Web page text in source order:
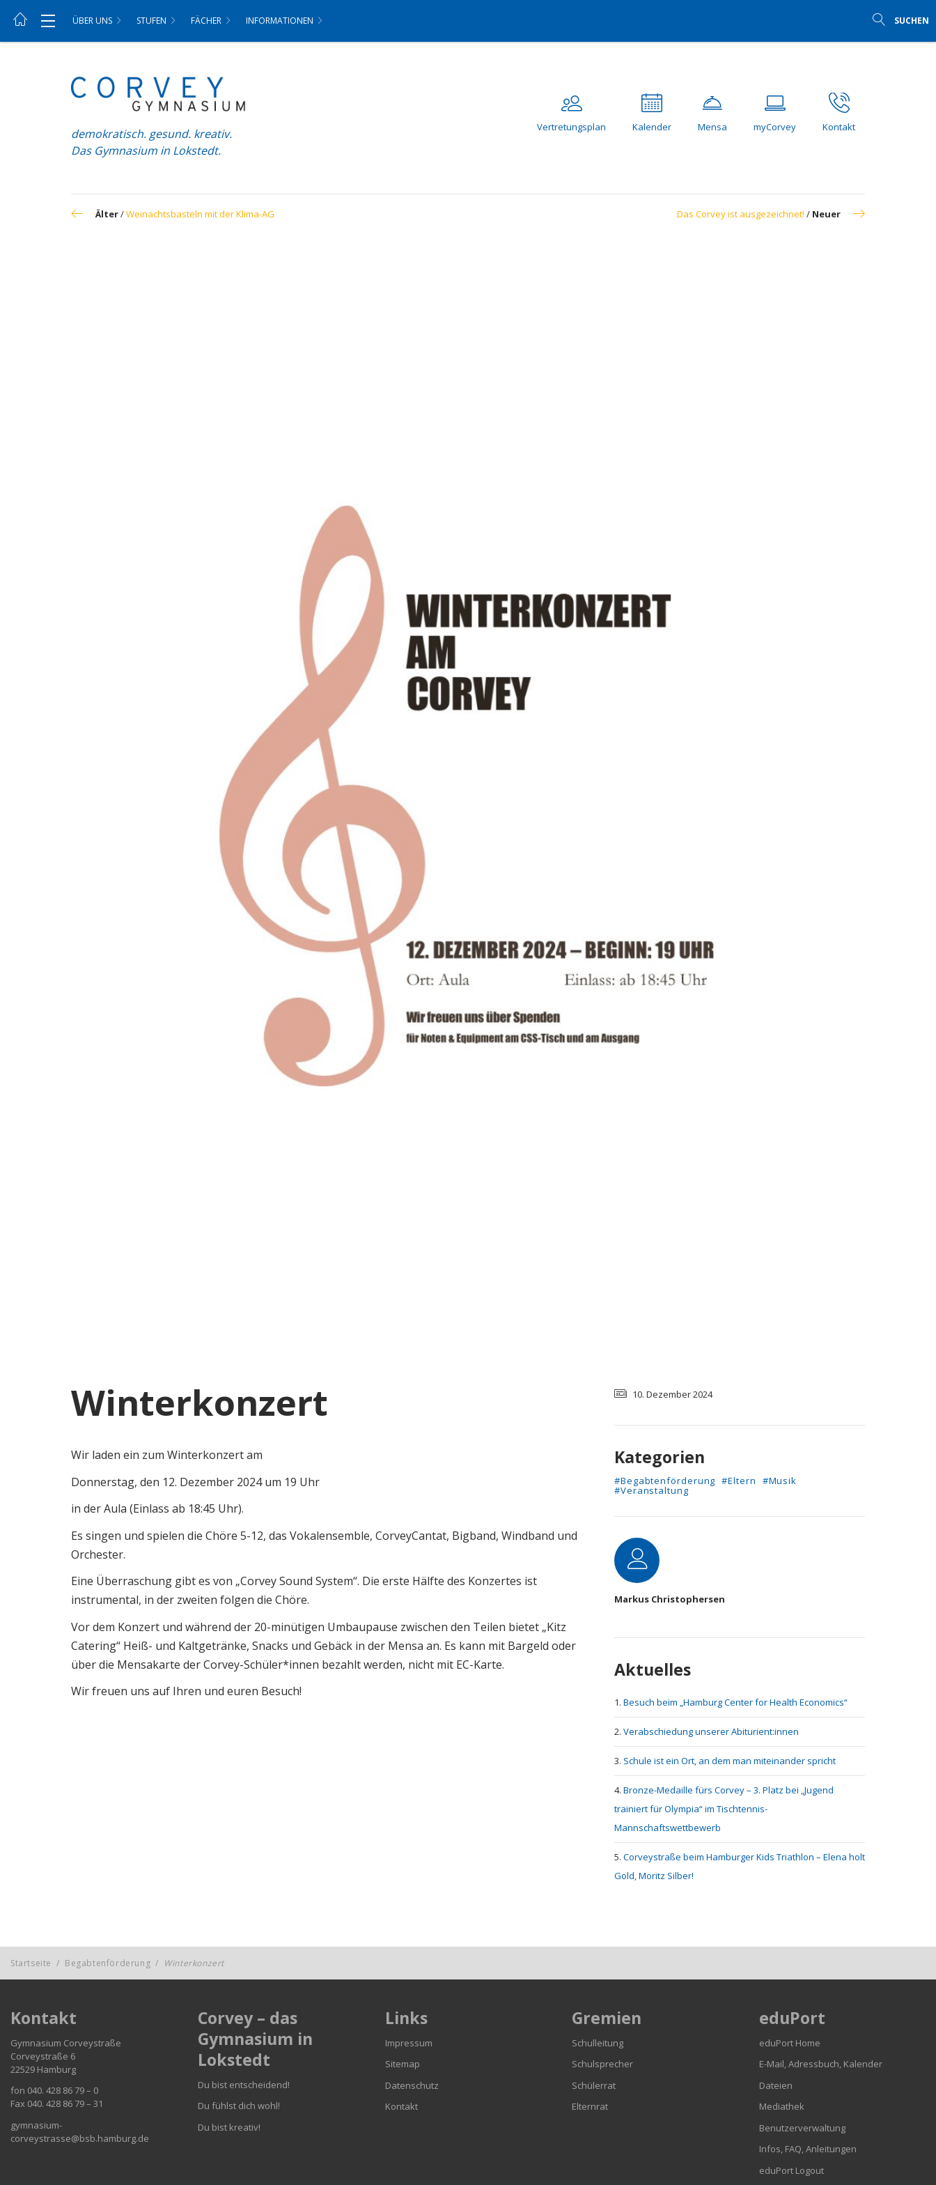
ÜBER UNS STUFEN FÄCHER INFORMATIONEN SUCHEN
demokratisch. gesund. kreativ.
Das Gymnasium in Lokstedt.
Vertretungsplan Kalender Mensa myCorvey Kontakt
Das Corvey ist ausgezeichnet! / Neuer
Älter/Weinachtsbasteln mit der Klima-AG
Winterkonzert
Wir laden ein zum Winterkonzert am
Donnerstag, den 12. Dezember 2024 um 19 Uhr
in der Aula (Einlass ab 18:45 Uhr).
Es singen und spielen die Chöre 5-12, das Vokalensemble, CorveyCantat, Bigband, Windband und
Orchester.
Eine Überraschung gibt es von „Corvey Sound System“. Die erste Hälfte des Konzertes ist
instrumental, in der zweiten folgen die Chöre.
Vor dem Konzert und während der 20-minütigen Umbaupause zwischen den Teilen bietet „Kitz
Catering“ Heiß- und Kaltgetränke, Snacks und Gebäck in der Mensa an. Es kann mit Bargeld oder
über die Mensakarte der Corvey-Schüler*innen bezahlt werden, nicht mit EC-Karte.
Wir freuen uns auf Ihren und euren Besuch!
10. Dezember 2024
Kategorien
#Begabtenförderung #Eltern #Musik
#Veranstaltung
Autor
Markus Christophersen
Aktuelles
Besuch beim „Hamburg Center for Health Economics“
Verabschiedung unserer Abiturient:innen
Schule ist ein Ort, an dem man miteinander spricht
Bronze-Medaille fürs Corvey – 3. Platz bei „Jugend
trainiert für Olympia“ im Tischtennis-
Mannschaftswettbewerb
Corveystraße beim Hamburger Kids Triathlon – Elena holt
Gold, Moritz Silber!
Startseite / Begabtenförderung / Winterkonzert
Kontakt
Gymnasium Corveystraße
Corveystraße 6
22529 Hamburg
fon 040. 428 86 79 – 0
Fax 040. 428 86 79 – 31
gymnasium-
corveystrasse@bsb.hamburg.de
Corvey – das
Gymnasium in
Lokstedt
Du bist entscheidend!
Du fühlst dich wohl!
Du bist kreativ!
Links
Impressum
Sitemap
Datenschutz
Kontakt
Gremien
Schulleitung
Schulsprecher
Schülerrat
Elternrat
eduPort
eduPort Home
E-Mail, Adressbuch, Kalender
Dateien
Mediathek
Benutzerverwaltung
Infos, FAQ, Anleitungen
eduPort Logout